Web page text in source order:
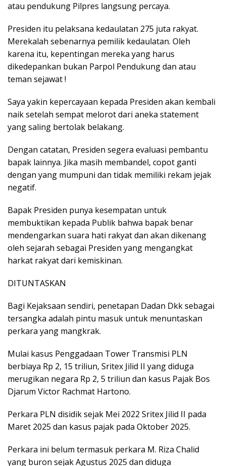
atau pendukung Pilpres langsung percaya.
Presiden itu pelaksana kedaulatan 275 juta rakyat.
Merekalah sebenarnya pemilik kedaulatan. Oleh
karena itu, kepentingan mereka yang harus
dikedepankan bukan Parpol Pendukung dan atau
teman sejawat !
Saya yakin kepercayaan kepada Presiden akan kembali
naik setelah sempat melorot dari aneka statement
yang saling bertolak belakang.
Dengan catatan, Presiden segera evaluasi pembantu
bapak lainnya. Jika masih membandel, copot ganti
dengan yang mumpuni dan tidak memiliki rekam jejak
negatif.
Bapak Presiden punya kesempatan untuk
membuktikan kepada Publik bahwa bapak benar
mendengarkan suara hati rakyat dan akan dikenang
oleh sejarah sebagai Presiden yang mengangkat
harkat rakyat dari kemiskinan.
DITUNTASKAN
Bagi Kejaksaan sendiri, penetapan Dadan Dkk sebagai
tersangka adalah pintu masuk untuk menuntaskan
perkara yang mangkrak.
Mulai kasus Penggadaan Tower Transmisi PLN
berbiaya Rp 2, 15 triliun, Sritex Jilid II yang diduga
merugikan negara Rp 2, 5 triliun dan kasus Pajak Bos
Djarum Victor Rachmat Hartono.
Perkara PLN disidik sejak Mei 2022 Sritex Jilid II pada
Maret 2025 dan kasus pajak pada Oktober 2025.
Perkara ini belum termasuk perkara M. Riza Chalid
yang buron sejak Agustus 2025 dan diduga